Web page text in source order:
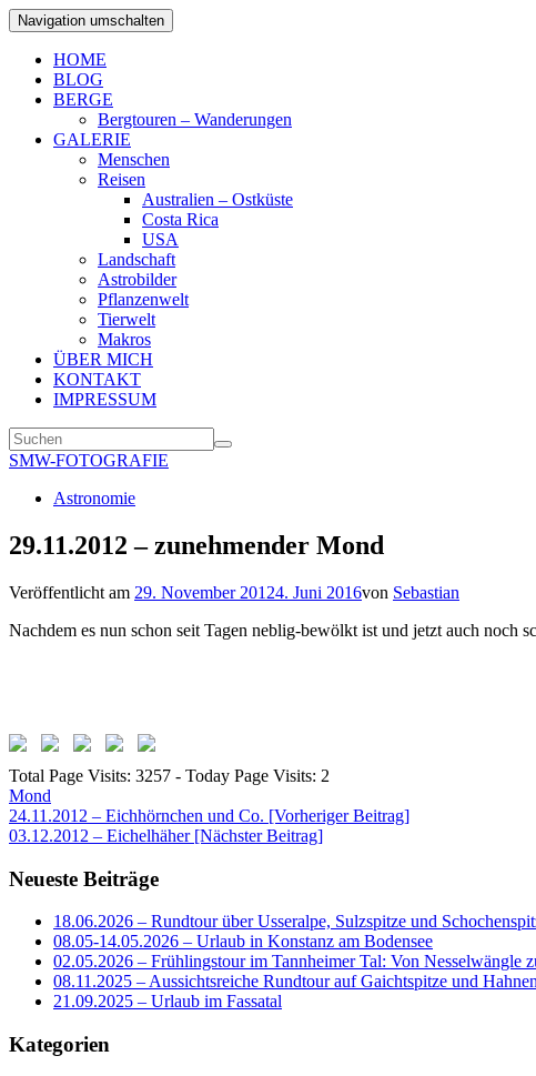
Navigation umschalten
HOME
BLOG
BERGE
Bergtouren – Wanderungen
GALERIE
Menschen
Reisen
Australien – Ostküste
Costa Rica
USA
Landschaft
Astrobilder
Pflanzenwelt
Tierwelt
Makros
ÜBER MICH
KONTAKT
IMPRESSUM
SMW-FOTOGRAFIE
Astronomie
29.11.2012 – zunehmender Mond
Veröffentlicht am 29. November 20124. Juni 2016von Sebastian
Nachdem es nun schon seit Tagen neblig-bewölkt ist und jetzt auch noch
Total Page Visits: 3257 - Today Page Visits: 2
Mond
Beitragsnavigation
24.11.2012 – Eichhörnchen und Co. [Vorheriger Beitrag]
03.12.2012 – Eichelhäher [Nächster Beitrag]
Neueste Beiträge
18.06.2026 – Rundtour über Usseralpe, Sulzspitze und
08.05-14.05.2026 – Urlaub in Konstanz am Bodensee
02.05.2026 – Frühlingstour im Tannheimer Tal: Von Nesselwängle
08.11.2025 – Aussichtsreiche Rundtour auf Gaichtspitze und
21.09.2025 – Urlaub im Fassatal
Kategorien